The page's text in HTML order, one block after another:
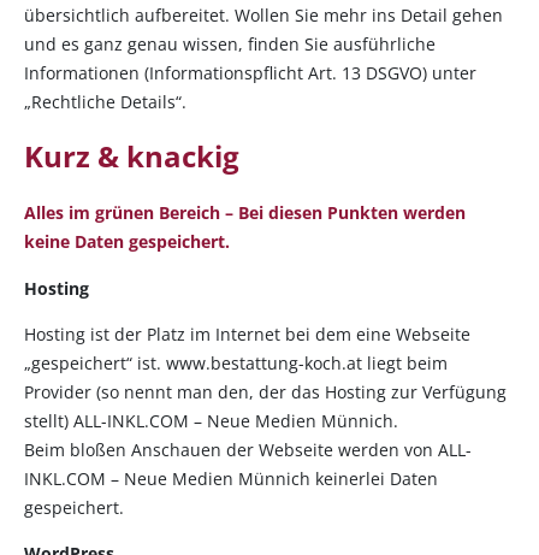
übersichtlich aufbereitet. Wollen Sie mehr ins Detail gehen
und es ganz genau wissen, finden Sie ausführliche
Informationen (Informationspflicht Art. 13 DSGVO) unter
„Rechtliche Details“.
Kurz & knackig
Alles im grünen Bereich – Bei diesen Punkten werden
keine Daten gespeichert.
Hosting
Hosting ist der Platz im Internet bei dem eine Webseite
„gespeichert“ ist. www.bestattung-koch.at liegt beim
Provider (so nennt man den, der das Hosting zur Verfügung
stellt) ALL-INKL.COM – Neue Medien Münnich.
Beim bloßen Anschauen der Webseite werden von ALL-
INKL.COM – Neue Medien Münnich keinerlei Daten
gespeichert.